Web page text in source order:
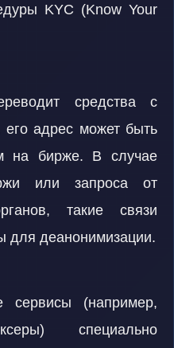
KYC (Know Your
средства с
адрес может быть
на бирже. В случае
или запроса от
такие связи
для деанонимизации.
сервисы (например,
специально